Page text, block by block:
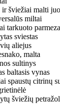
ir šviežiai malti
miltai
tarkuoto
sviestas
aliejus
, malta
sultinys
baltasis vynas
spaustų citrinų
šviežių